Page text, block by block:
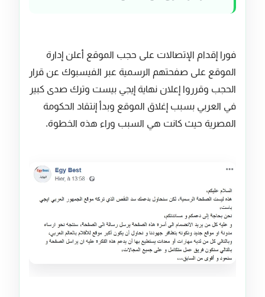
فورا إقدام الإتصالات على حجب الموقع أعلن إدارة
الموقع على صفحتهم الرسمية عبر الفيسبوك عن قرار
الحجب وقرروا إعلان نهاية إيجي بيست وترك صدى كبير
في العربي بسبب إغلاق الموقع وبدأ إنتقاد الحكومة
المصرية حيث كانت هي السبب وراء هذه الخطوة.